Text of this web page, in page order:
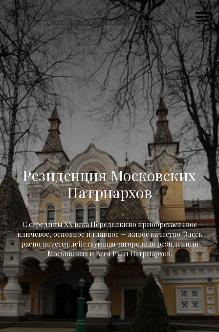
Патриаршее подворье храма Спаса
Преображения в Переделкине
Резиденция Московских
Патриархов
С середины XX века Переделкино приобретает свое
ключевое, основное и главное — живое качество. Здесь
располагается действующая загородная резиденция
Московских и Всея Руси Патриархов.